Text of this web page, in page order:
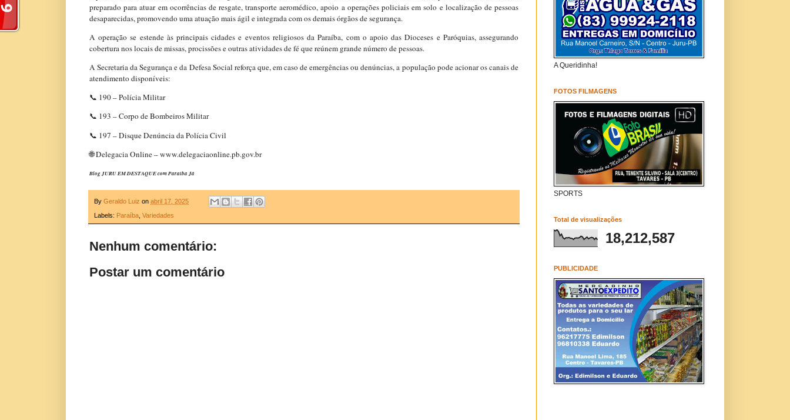
preparado para atuar em ocorrências de resgate, transporte aeromédico, apoio a operações policiais em solo e localização de pessoas
desaparecidas, promovendo uma atuação mais ágil e integrada com os demais órgãos de segurança.
A operação se estende às principais cidades e eventos religiosos da Paraíba, com o apoio das Dioceses e Paróquias, assegurando
cobertura nos locais de missas, procissões e outras atividades de fé que reúnem grande número de pessoas.
A Secretaria da Segurança e da Defesa Social reforça que, em caso de emergências ou denúncias, a população pode acionar os canais de
atendimento disponíveis:
📞 190 – Polícia Militar
📞 193 – Corpo de Bombeiros Militar
📞 197 – Disque Denúncia da Polícia Civil
🌐 Delegacia Online – www.delegaciaonline.pb.gov.br
Blog JURU EM DESTAQUE com Paraíba Já
By Geraldo Luiz on abril 17, 2025
Labels: Paraíba Variedades
Nenhum comentário:
Postar um comentário
A Queridinha!
FOTOS FILMAGENS
SPORTS
Total de visualizações
18,212,587
PUBLICIDADE